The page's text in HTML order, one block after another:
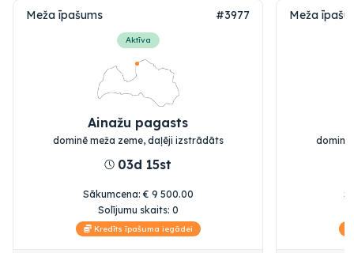
Meža īpašums #3977
Aktīva
Ainažu pagasts
dominē meža zeme, daļēji izstrādāts
03d 15st
Sākumcena:€ 9 500.00
Solījumu skaits: 0
Kredīts īpašuma iegādei
Meža
dominē